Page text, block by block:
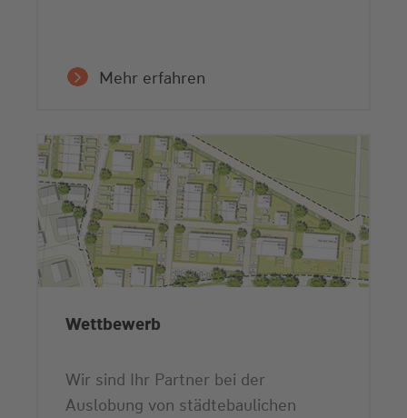
Mehr erfahren
Wettbewerb
Wir sind Ihr Partner bei der
Auslobung von städtebaulichen